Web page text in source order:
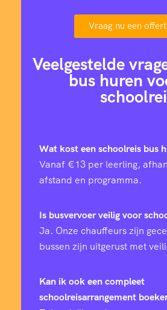
Vraag nu een
Veelgestelde
bus huren
Wat kost een schoolreis bus
Vanaf €13 per leerling,
afstand en programma.
Is busvervoer veilig voor
Ja. Onze chauffeurs zijn
bussen zijn uitgerust met
Kan ik ook een compleet
schoolreisarrangement